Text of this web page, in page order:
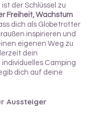
der Schlüssel zu
Freiheit, Wachstum
dich als Globetrotter
inspirieren und
eigenen Weg zu
dein
Camping
dich auf deine
Aussteiger